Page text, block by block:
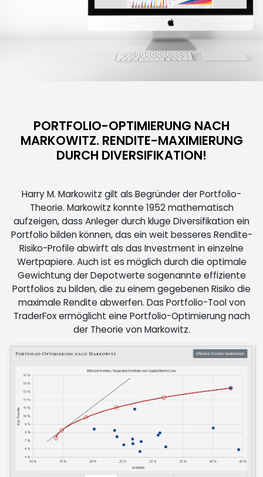
PORTFOLIO-OPTIMIERUNG NACH
MARKOWITZ. RENDITE-MAXIMIERUNG
DURCH DIVERSIFIKATION!
Harry M. Markowitz gilt als Begründer der Portfolio-
Theorie. Markowitz konnte 1952 mathematisch
aufzeigen, dass Anleger durch kluge Diversifikation ein
Portfolio bilden können, das ein weit besseres Rendite-
Risiko-Profile abwirft als das Investment in einzelne
Wertpapiere. Auch ist es möglich durch die optimale
Gewichtung der Depotwerte sogenannte effiziente
Portfolios zu bilden, die zu einem gegebenen Risiko die
maximale Rendite abwerfen. Das Portfolio-Tool von
TraderFox ermöglicht eine Portfolio-Optimierung nach
der Theorie von Markowitz.